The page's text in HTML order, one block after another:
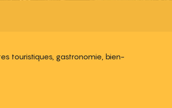
touristiques, gastronomie, bien-